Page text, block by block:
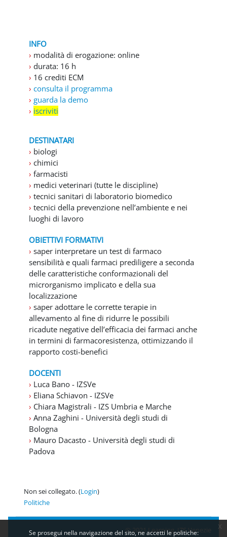
Se prosegui nella navigazione del sito, ne accetti le politiche:
x
INFO
› modalità di erogazione: online
› durata: 16 h
› 16 crediti ECM
› consulta il programma
› guarda la demo
› iscriviti
DESTINATARI
› biologi
› chimici
› farmacisti
› medici veterinari (tutte le discipline)
› tecnici sanitari di laboratorio biomedico
› tecnici della prevenzione nell’ambiente e nei
luoghi di lavoro
OBIETTIVI FORMATIVI
› saper interpretare un test di farmaco
sensibilità e quali farmaci prediligere a seconda
delle caratteristiche conformazionali del
microrganismo implicato e della sua
localizzazione
› saper adottare le corrette terapie in
allevamento al fine di ridurre le possibili
ricadute negative dell’efficacia dei farmaci anche
in termini di farmacoresistenza, ottimizzando il
rapporto costi-benefici
DOCENTI
› Luca Bano - IZSVe
› Eliana Schiavon - IZSVe
› Chiara Magistrali - IZS Umbria e Marche
› Anna Zaghini - Università degli studi di
Bologna
› Mauro Dacasto - Università degli studi di
Padova
Non sei collegato. (Login)
Politiche
© 2021 Learning IZS Venezie